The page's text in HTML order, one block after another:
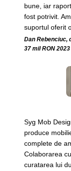
bune, iar
fost potrivit.
suportul oferit
Dan Rebenciuc,
37 mil RON 2023
Syg Mob
produce
complete de
Colaborarea
curatarea lui